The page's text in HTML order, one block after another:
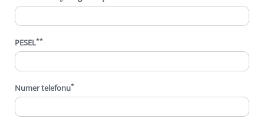
PESEL**
Numer telefonu*